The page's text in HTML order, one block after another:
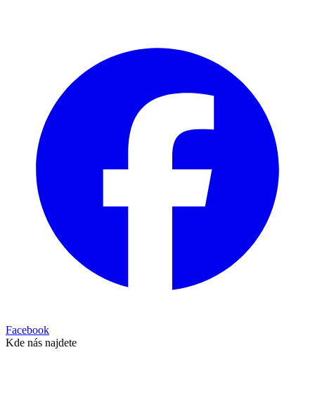
Facebook
Kde nás najdete